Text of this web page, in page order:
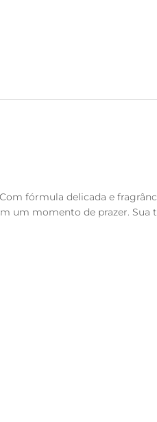
fórmula delicada e
um momento de prazer. Sua